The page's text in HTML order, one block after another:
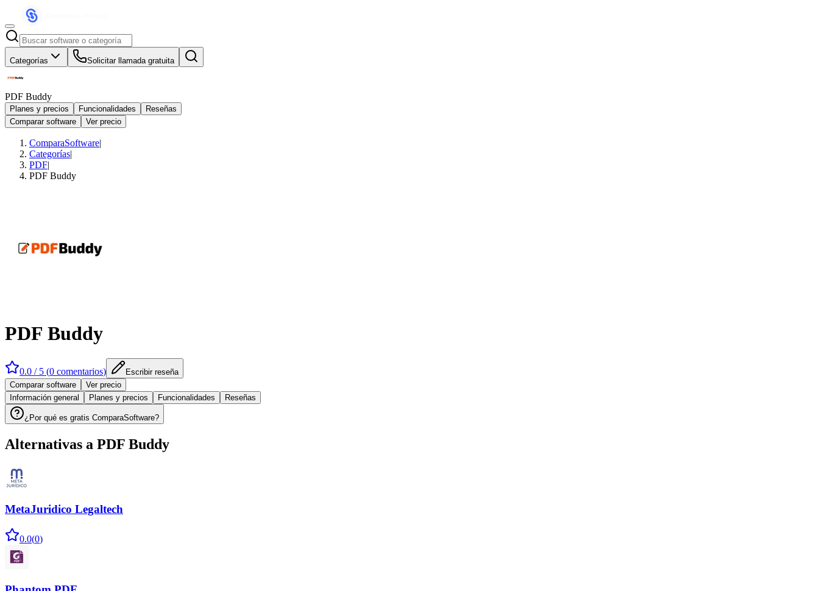
Categorías Solicitar llamada gratuita
PDF Buddy
Planes y precios Funcionalidades
Reseñas
Comparar software
Ver precio
ComparaSoftware|
Categorías|
PDF|
PDF Buddy
PDF Buddy
0.0 / 5 (0 comentarios)
Escribir reseña
Comparar software
Ver precio
Información general
Planes y precios Funcionalidades Reseñas
¿Por qué es gratis ComparaSoftware?
Alternativas a PDF Buddy
MetaJuridico Legaltech
0.0(0)